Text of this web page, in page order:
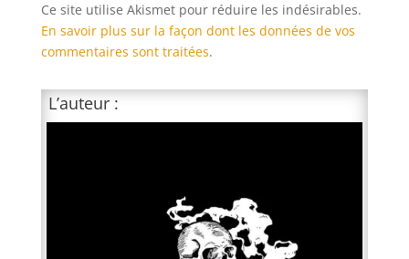
Ce site utilise Akismet pour réduire les indésirables.
En savoir plus sur la façon dont les données de vos
commentaires sont traitées.
L’auteur :